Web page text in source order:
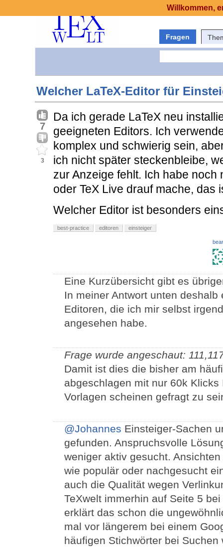
Fragen
Welcher LaTeX-Editor für
7
3
Da ich gerade LaTeX neu
geeigneten Editors. Ich
komplex und schwierig sein,
ich nicht später steckenbleibe,
zur Anzeige fehlt. Ich habe noch
oder TeX Live drauf mache, das
Welcher Editor ist besonders
best-practice editoren einsteiger
Eine Kurzübersicht gibt es
In meiner Antwort unten
Editoren, die ich mir selbst
angesehen habe.
Frage wurde angeschaut:
Damit ist dies die bisher am
abgeschlagen mit nur 60k Klicks
Vorlagen scheinen gefragt zu
@Johannes Einsteiger-Sachen
gefunden. Anspruchsvolle
weniger aktiv gesucht.
wie populär oder nachgesucht
auch die Qualität wegen
TeXwelt immerhin auf Seite 5
erklärt das schon die
mal vor längerem bei einem
häufigen Stichwörter bei
Willkommen,